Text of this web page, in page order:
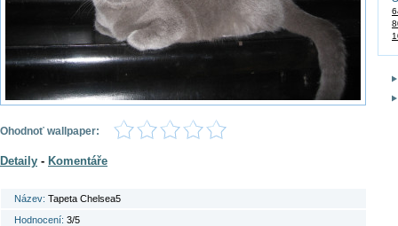
Ohodnoť wallpaper:
Detaily - Komentáře
Název: Tapeta Chelsea5
Hodnocení: 3/5